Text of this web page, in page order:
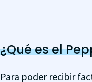
¿Qué es el
Para poder recibir